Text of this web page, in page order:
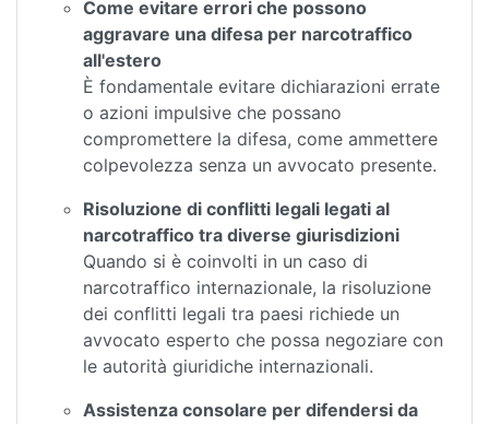
Come evitare errori che possono
aggravare una difesa per narcotraffico
all'estero
È fondamentale evitare dichiarazioni errate
o azioni impulsive che possano
compromettere la difesa, come ammettere
colpevolezza senza un avvocato presente.
Risoluzione di conflitti legali legati al
narcotraffico tra diverse giurisdizioni
Quando si è coinvolti in un caso di
narcotraffico internazionale, la risoluzione
dei conflitti legali tra paesi richiede un
avvocato esperto che possa negoziare con
le autorità giuridiche internazionali.
Assistenza consolare per difendersi da